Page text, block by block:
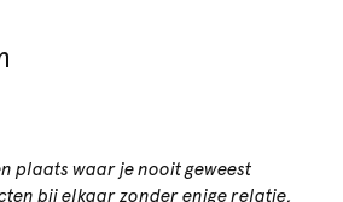
plaats waar je nooit geweest
bij elkaar zonder enige relatie,